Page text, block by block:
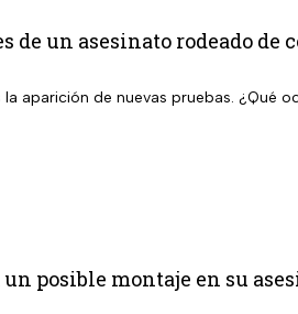
de un asesinato rodeado de
aparición de nuevas pruebas. ¿Qué
posible montaje en su